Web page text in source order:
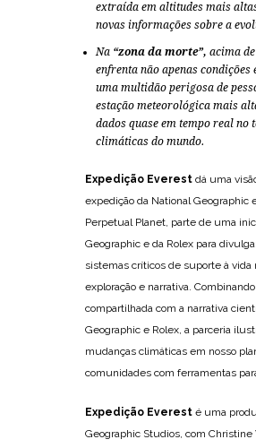
extraída em altitudes mais
novas informações sobre a
Na “zona da morte”, acima
enfrenta não apenas
uma multidão perigosa de
estação meteorológica mais
dados quase em tempo real no
climáticas do mundo.
Expedição Everest dá uma
expedição da National Geographic
Perpetual Planet, parte de uma
Geographic e da Rolex para
sistemas críticos de suporte à vida
exploração e narrativa.
compartilhada com a narrativa
Geographic e Rolex, a parceria
mudanças climáticas em nosso
comunidades com ferramentas
Expedição Everest é uma
Geographic Studios, com